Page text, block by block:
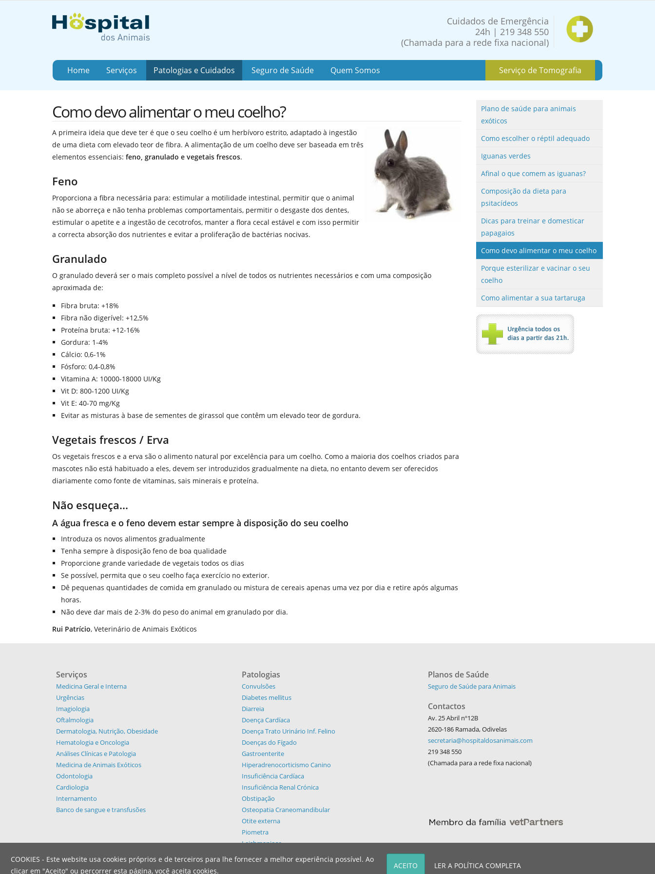
Cuidados de Emergência
24h | 219 348 550
(Chamada para a rede fixa nacional)
Home Serviços Patologias e Cuidados Seguro de Saúde Quem Somos Serviço de Tomografia
Como devo alimentar o meu coelho?
A primeira ideia que deve ter é que o seu coelho é um herbívoro estrito, adaptado à ingestão
de uma dieta com elevado teor de fibra. A alimentação de um coelho deve ser baseada em três
elementos essenciais: feno, granulado e vegetais frescos.
Feno
Proporciona a fibra necessária para: estimular a motilidade intestinal, permitir que o animal
não se aborreça e não tenha problemas comportamentais, permitir o desgaste dos dentes,
estimular o apetite e a ingestão de cecotrofos, manter a flora cecal estável e com isso permitir
a correcta absorção dos nutrientes e evitar a proliferação de bactérias nocivas.
Granulado
O granulado deverá ser o mais completo possível a nível de todos os nutrientes necessários e com uma composição
aproximada de:
Fibra bruta: +18%
Fibra não digerível: +12,5%
Proteína bruta: +12-16%
Gordura: 1-4%
Cálcio: 0,6-1%
Fósforo: 0,4-0,8%
Vitamina A: 10000-18000 UI/Kg
Vit D: 800-1200 UI/Kg
Vit E: 40-70 mg/Kg
Evitar as misturas à base de sementes de girassol que contêm um elevado teor de gordura.
Vegetais frescos / Erva
Os vegetais frescos e a erva são o alimento natural por excelência para um coelho. Como a maioria dos coelhos criados para
mascotes não está habituado a eles, devem ser introduzidos gradualmente na dieta, no entanto devem ser oferecidos
diariamente como fonte de vitaminas, sais minerais e proteína.
Não esqueça...
A água fresca e o feno devem estar sempre à disposição do seu coelho
Introduza os novos alimentos gradualmente
Tenha sempre à disposição feno de boa qualidade
Proporcione grande variedade de vegetais todos os dias
Se possível, permita que o seu coelho faça exercício no exterior.
Dê pequenas quantidades de comida em granulado ou mistura de cereais apenas uma vez por dia e retire após algumas
horas.
Não deve dar mais de 2-3% do peso do animal em granulado por dia.
Rui Patrício, Veterinário de Animais Exóticos
Plano de saúde para animais
exóticos
Como escolher o réptil adequado
Iguanas verdes
Afinal o que comem as iguanas?
Composição da dieta para
psitacídeos
Dicas para treinar e domesticar
papagaios
Como devo alimentar o meu coelho
Porque esterilizar e vacinar o seu
coelho
Como alimentar a sua tartaruga
Serviços
Medicina Geral e Interna
Urgências
Imagiologia
Oftalmologia
Dermatologia, Nutrição, Obesidade
Hematologia e Oncologia
Análises Clínicas e Patologia
Medicina de Animais Exóticos
Odontologia
Cardiologia
Internamento
Banco de sangue e transfusões
Patologias
Convulsões
Diabetes mellitus
Diarreia
Doença Cardíaca
Doença Trato Urinário Inf. Felino
Doenças do Fígado
Gastroenterite
Hiperadrenocorticismo Canino
Insuficiência Cardíaca
Insuficiência Renal Crónica
Obstipação
Osteopatia Craneomandibular
Otite externa
Piometra
Leishmaniose
Planos de Saúde
Seguro de Saúde para Animais
Contactos
Av. 25 Abril nº12B
2620-186 Ramada, Odivelas
secretaria@hospitaldosanimais.com
219 348 550
(Chamada para a rede fixa nacional)
© Copyright - Hospital dos Animais | Privacidade | Condições de Utilização | Livro de Reclamações
COOKIES - Este website usa cookies próprios e de terceiros para lhe fornecer a melhor experiência possível. Ao
clicar em "Aceito" ou percorrer esta página, você aceita cookies.
ACEITO LER A POLÍTICA COMPLETA